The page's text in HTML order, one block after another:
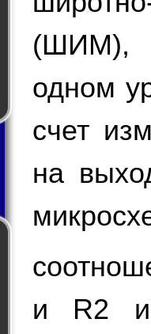
(ШИМ),
одном
счет
на
и R2 и